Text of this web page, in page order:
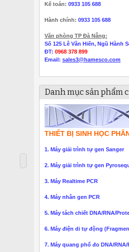
Kế toán: 0933 105 688
Hành chính: 0933 105 688
Văn phòng TP Đà Nẵng:
Số 125 Lê Văn Hiến, Ngũ Hành
ĐT: 0968 378 899
Email: sales3@hamesco.com
Danh mục sản phẩm
THIẾT BỊ SINH HỌC
1. Máy giải trình tự gen Sanger
2. Máy giải trình tự gen
3. Máy Realtime PCR
4. Máy nhân gen PCR
5. Máy tách chiết DNA/RNA/
6. Máy điện di tự động
7. Máy quang phổ đo DNA/RNA/